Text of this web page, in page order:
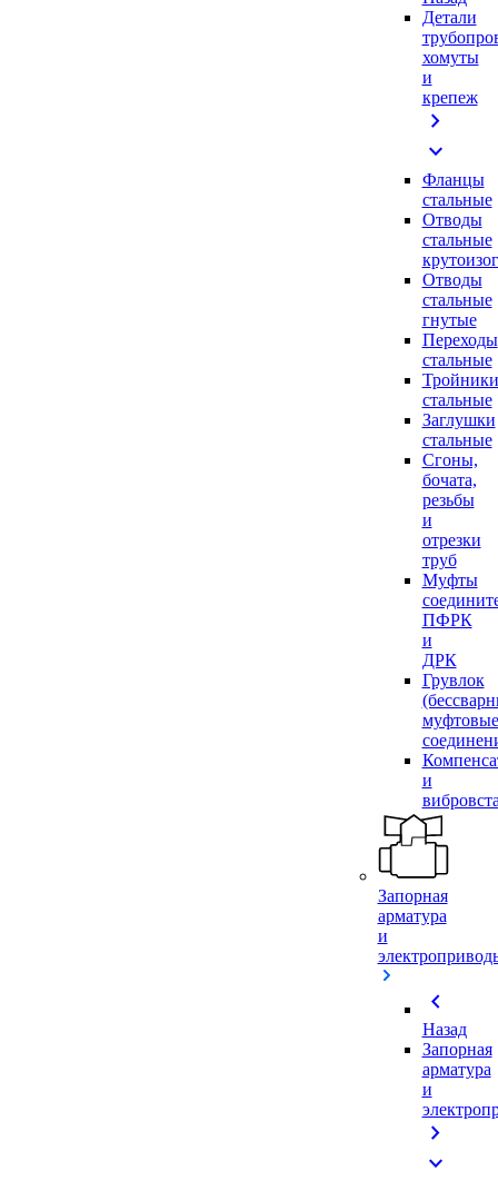
Детали
хомуты
и
крепеж
chevron_right
expand_more
Фланцы
стальные
Отводы
стальные
Отводы
стальные
гнутые
Переходы
стальные
Тройники
стальные
Заглушки
стальные
Сгоны,
бочата,
резьбы
и
отрезки
труб
Муфты
ПФРК
и
ДРК
Грувлок
муфтовые
и
Запорная
арматура
и
chevron_left
Назад
Запорная
арматура
и
chevron_right
expand_more